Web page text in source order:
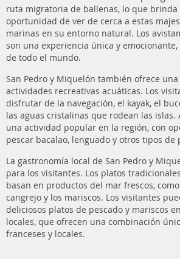
ruta migratoria de ballenas, lo que brinda
oportunidad de ver de cerca a estas
marinas en su entorno natural. Los
son una experiencia única y
de todo el mundo.
San Pedro y Miquelón también ofrece
actividades recreativas acuáticas. Los
disfrutar de la navegación, el kayak, el
las aguas cristalinas que rodean las islas.
una actividad popular en la región, con
pescar bacalao, lenguado y otros tipos de
La gastronomía local de San Pedro y
para los visitantes. Los platos
basan en productos del mar frescos,
cangrejo y los mariscos. Los visitantes
deliciosos platos de pescado y mariscos
locales, que ofrecen una combinación
franceses y locales.